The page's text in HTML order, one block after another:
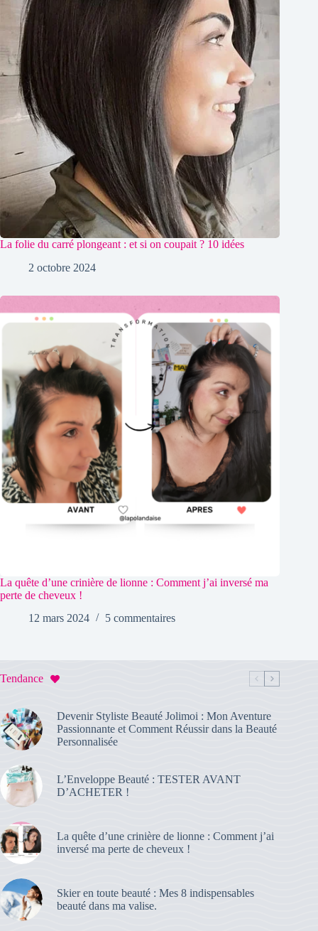
La folie du carré plongeant : et si on coupait ? 10 idées
2 octobre 2024
La quête d’une crinière de lionne : Comment j’ai inversé ma
perte de cheveux !
12 mars 2024
5 commentaires
Tendance
Devenir Styliste Beauté Jolimoi : Mon Aventure
Passionnante et Comment Réussir dans la Beauté
Personnalisée
L’Enveloppe Beauté : TESTER AVANT
D’ACHETER !
La quête d’une crinière de lionne : Comment j’ai
inversé ma perte de cheveux !
Skier en toute beauté : Mes 8 indispensables
beauté dans ma valise.